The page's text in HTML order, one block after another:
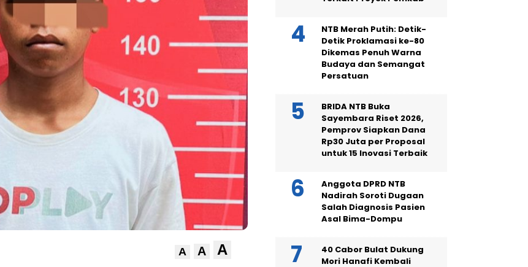
A A A
NTB Merah Putih: Detik-
Detik Proklamasi ke-80
Dikemas Penuh Warna
Budaya dan Semangat
Persatuan
BRIDA NTB Buka
Sayembara Riset 2026,
Pemprov Siapkan Dana
Rp30 Juta per Proposal
untuk 15 Inovasi Terbaik
Anggota DPRD NTB
Nadirah Soroti Dugaan
Salah Diagnosis Pasien
Asal Bima-Dompu
40 Cabor Bulat Dukung
Mori Hanafi Kembali